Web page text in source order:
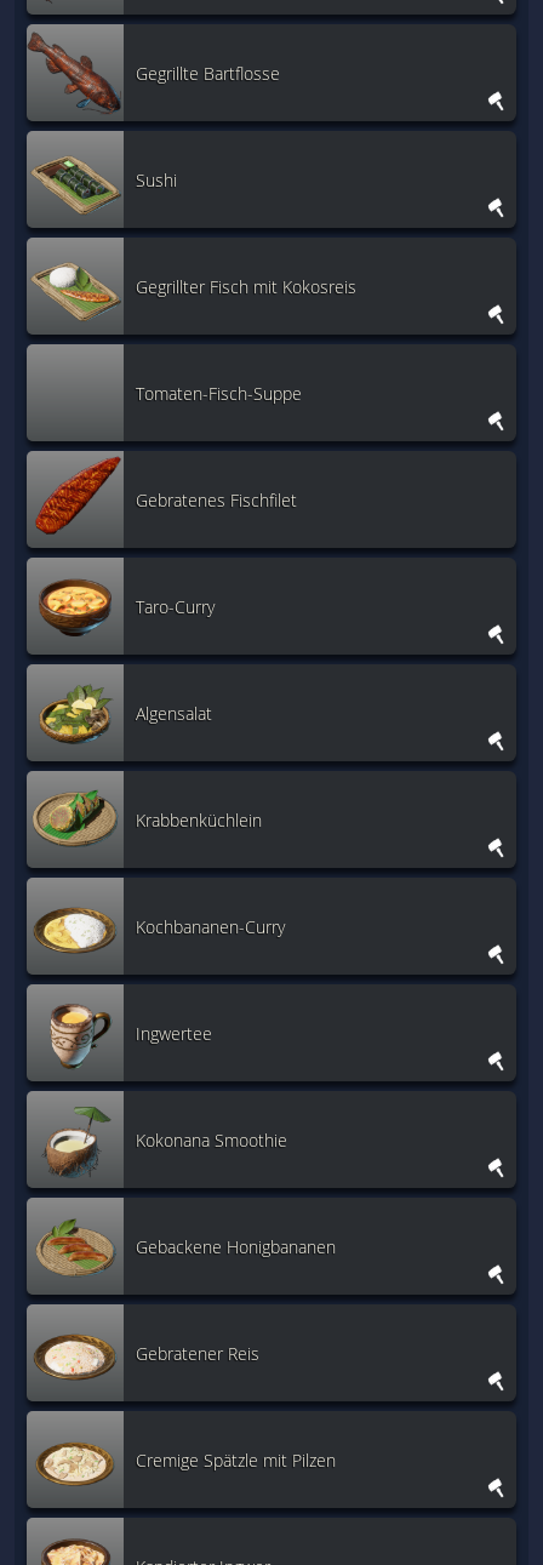
Gegrillte Bartflosse
Sushi
Gegrillter Fisch mit Kokosreis
Tomaten-Fisch-Suppe
Gebratenes Fischfilet
Taro-Curry
Algensalat
Krabbenküchlein
Kochbananen-Curry
Ingwertee
Kokonana Smoothie
Gebackene Honigbananen
Gebratener Reis
Cremige Spätzle mit Pilzen